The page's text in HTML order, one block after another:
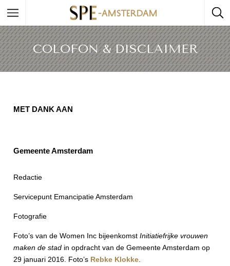
COLOFON & DISCLAIMER
MET DANK AAN
Gemeente Amsterdam
Redactie
Servicepunt Emancipatie Amsterdam
Fotografie
Foto’s van de Women Inc bijeenkomst Initiatiefrijke vrouwen
maken de stad in opdracht van de Gemeente Amsterdam op
29 januari 2016. Foto’s Rebke Klokke